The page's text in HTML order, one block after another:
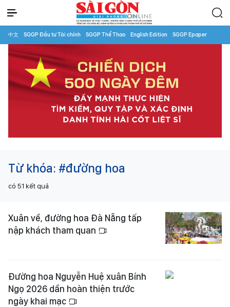
中文 SGGP Đầu tư Tài chính SGGP Thể Thao English Edition SGGP Epaper
Từ khóa: #đường hoa
có 51 kết quả
Xuân về, đường hoa Đà Nẵng tấp
nập khách tham quan
Đường hoa Nguyễn Huệ xuân Bính
Ngọ 2026 dần hoàn thiện trước
ngày khai mạc